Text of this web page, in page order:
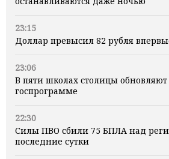
23:15
Доллар превысил 82 рубля
23:06
В пяти школах столицы
госпрограмме
22:30
Силы ПВО сбили 75 БПЛА над
последние сутки